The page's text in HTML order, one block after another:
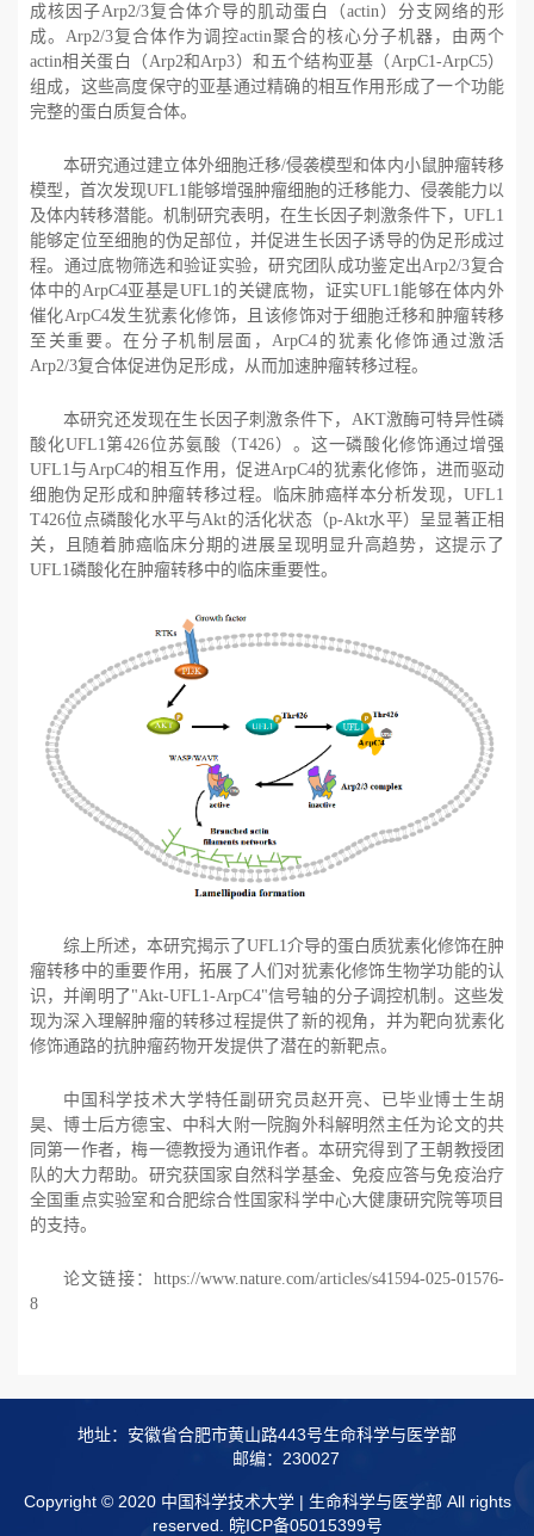
成核因子Arp2/3复合体介导的肌动蛋白（actin）分支网络的形
成。 Arp2/3复合体作为调控actin聚合的核心分子机器，由两个
actin相关蛋白（ Arp2和 Arp3）和五个结构亚基（ ArpC1-ArpC5）
组成，这些高度保守的亚基通过精确的相互作用形成了一个功能
完整的蛋白质复合体。
本研究通过建立体外细胞迁移/侵袭模型和体内小鼠肿瘤转移
模型，首次发现UFL1能够增强肿瘤细胞的迁移能力、侵袭能力以
及体内转移潜能。机制研究表明，在生长因子刺激条件下， UFL1
能够定位至细胞的伪足部位，并促进生长因子诱导的伪足形成过
程。通过底物筛选和验证实验，研究团队成功鉴定出Arp2/3复合
体中的 ArpC4亚基是UFL1的关键底物，证实UFL1能够在体内外
催化ArpC4发生犹素化修饰，且该修饰对于细胞迁移和肿瘤转移
至关重要。在分子机制层面， ArpC4的犹素化修饰通过激活
Arp2/3复合体促进伪足形成，从而加速肿瘤转移过程。
本研究还发现在生长因子刺激条件下， AKT激酶可特异性磷
酸化UFL1第426位苏氨酸（T426）。这一磷酸化修饰通过增强
UFL1与 ArpC4的相互作用，促进ArpC4的犹素化修饰，进而驱动
细胞伪足形成和肿瘤转移过程。临床肺癌样本分析发现， UFL1
T426位点磷酸化水平与Akt的活化状态（p-Akt水平）呈显著正相
关，且随着肺癌临床分期的进展呈现明显升高趋势，这提示了
UFL1磷酸化在肿瘤转移中的临床重要性。
综上所述，本研究揭示了UFL1介导的蛋白质犹素化修饰在肿
瘤转移中的重要作用，拓展了人们对犹素化修饰生物学功能的认
识，并阐明了 "Akt-UFL1-ArpC4"信号轴的分子调控机制。这些发
现为深入理解肿瘤的转移过程提供了新的视角，并为靶向犹素化
修饰通路的抗肿瘤药物开发提供了潜在的新靶点。
中国科学技术大学特任副研究员赵开亮、已毕业博士生胡
昊、博士后方德宝、中科大附一院胸外科解明然主任为论文的共
同第一作者，梅一德教授为通讯作者。本研究得到了王朝教授团
队的大力帮助。研究获国家自然科学基金、免疫应答与免疫治疗
全国重点实验室和合肥综合性国家科学中心大健康研究院等项目
的支持。
论文链接： https://www.nature.com/articles/s41594-025-01576-
8
地址：安徽省合肥市黄山路443号生命科学与医学部
邮编：230027
Copyright © 2020 中国科学技术大学 | 生命科学与医学部 All rights
reserved. 皖ICP备05015399号